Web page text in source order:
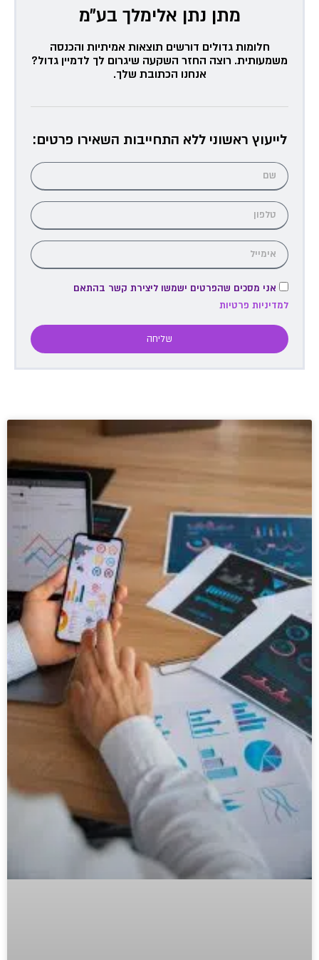
מתן נתן אלימלך בע״מ
חלומות גדולים דורשים תוצאות אמיתיות והכנסה
משמעותית. רוצה החזר השקעה שיגרום לך לדמיין גדול?
אנחנו הכתובת שלך.
לייעוץ ראשוני ללא התחייבות השאירו פרטים:
אני מסכים שהפרטים ישמשו ליצירת קשר בהתאם
למדיניות פרטיות
שליחה